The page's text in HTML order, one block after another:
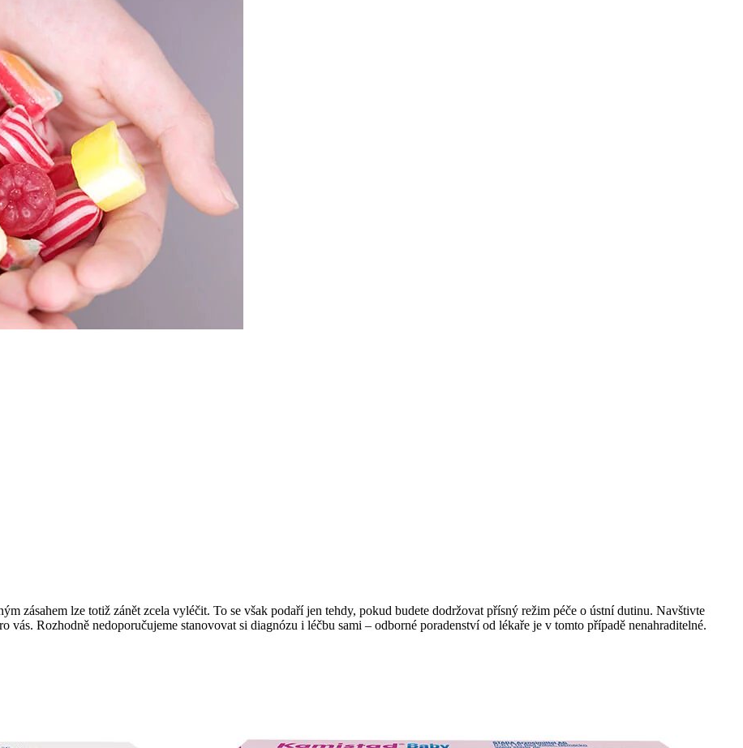
zásahem lze totiž zánět zcela vyléčit. To se však podaří jen tehdy, pokud budete dodržovat přísný režim péče o ústní dutinu. Navštivte
vás. Rozhodně nedoporučujeme stanovovat si diagnózu i léčbu sami – odborné poradenství od lékaře je v tomto případě nenahraditelné.